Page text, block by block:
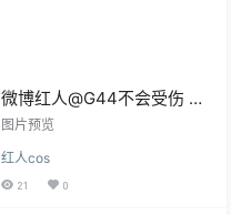
微博红人@G44不会受伤 米
可科尔 芭万希 妖精骑士崔斯
图片预览
红人cos
21 0